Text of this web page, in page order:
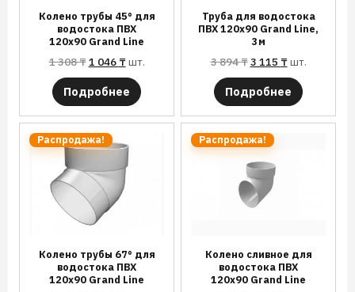
Колено трубы 45° для
водостока ПВХ
120х90 Grand Line
1 308₸1 046 ₸шт.
Подробнее
Труба для водостока
ПВХ 120х90 Grand Line,
3м
3 894₸3 115 ₸шт.
Подробнее
Распродажа!
Колено трубы 67° для
водостока ПВХ
120х90 Grand Line
Распродажа!
Колено сливное для
водостока ПВХ
120х90 Grand Line